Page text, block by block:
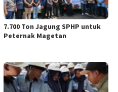
7.700 Ton Jagung SPHP untuk
Peternak Magetan